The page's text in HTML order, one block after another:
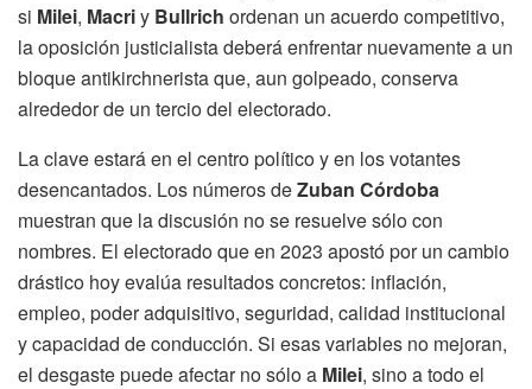
si Milei, Macriy Bullrich ordenan un acuerdo competitivo,
la oposición justicialista deberá enfrentar nuevamente a un
bloque antikirchnerista que, aun golpeado, conserva
alrededor de un tercio del electorado.
La clave estará en el centro político y en los votantes
desencantados. Los números deZuban Córdoba
muestran que la discusión no se resuelve sólo con
nombres. El electorado que en 2023 apostó por un cambio
drástico hoy evalúa resultados concretos: inflación,
empleo, poder adquisitivo, seguridad, calidad institucional
y capacidad de conducción. Si esas variables no mejoran,
el desgaste puede afectar no sólo a Milei, sino a todo el